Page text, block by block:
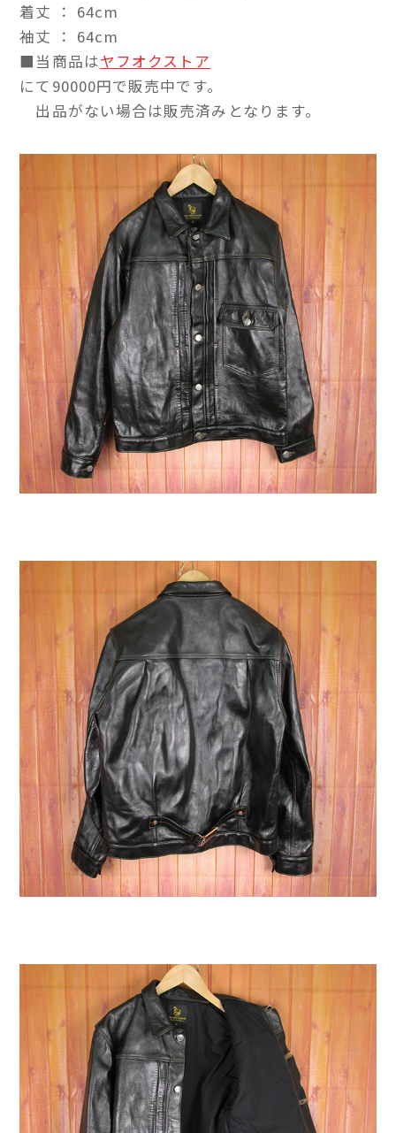
着丈 ： 64cm
袖丈 ： 64cm
■当商品はヤフオクストア
にて90000円で販売中です。
出品がない場合は販売済みとなります。